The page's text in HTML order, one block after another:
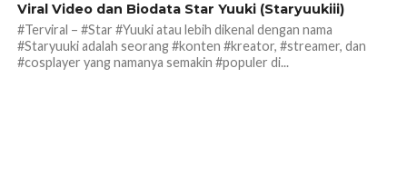
Viral Video dan Biodata Star Yuuki (Staryuukiii)
#Terviral – #Star #Yuuki atau lebih dikenal dengan nama
#Staryuuki adalah seorang #konten #kreator, #streamer, dan
#cosplayer yang namanya semakin #populer di...